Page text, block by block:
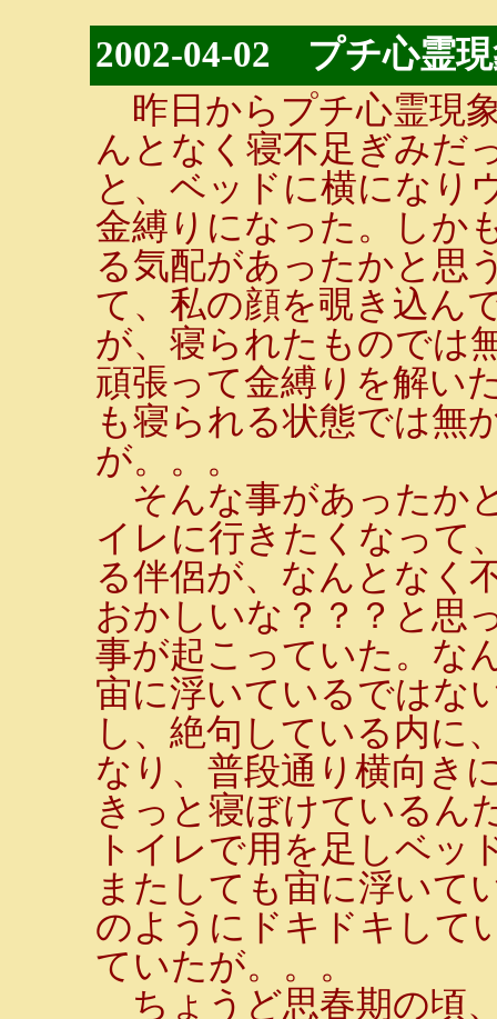
2002-04-02 プチ心霊
昨日からプチ心霊現
んとなく寝不足ぎみだ
と、ベッドに横になり
金縛りになった。しか
る気配があったかと思
て、私の顔を覗き込ん
が、寝られたものでは
頑張って金縛りを解い
も寝られる状態では無
が。。。
そんな事があったか
イレに行きたくなって
る伴侶が、なんとなく
おかしいな？？？と思
事が起こっていた。な
宙に浮いているではな
し、絶句している内に
なり、普段通り横向き
きっと寝ぼけているん
トイレで用を足しベッ
またしても宙に浮いて
のようにドキドキして
ていたが。。。
ちょうど思春期の頃